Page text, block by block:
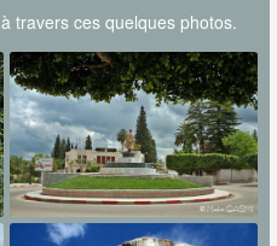
à travers ces quelques photos.